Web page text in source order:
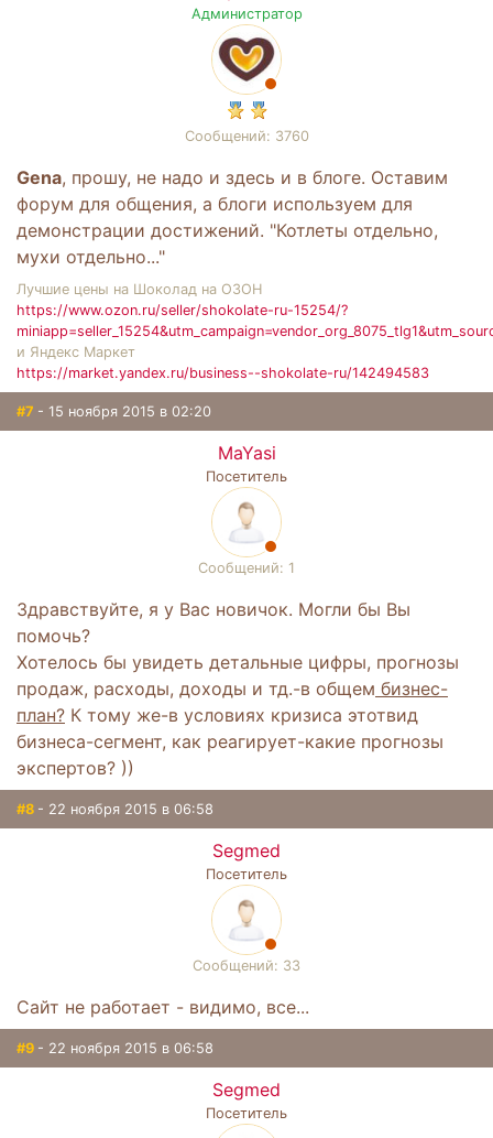
Администратор
Сообщений: 3760
Gena, прошу, не надо и здесь и в блоге. Оставим
форум для общения, а блоги используем для
демонстрации достижений. "Котлеты отдельно,
мухи отдельно..."
Лучшие цены на Шоколад на ОЗОН
https://www.ozon.ru/seller/shokolate-ru-15254/?
и Яндекс Маркет
https://market.yandex.ru/business--shokolate-ru/142494583
#7 - 15 ноября 2015 в 02:20
MaYasi
Посетитель
Сообщений: 1
Здравствуйте, я у Вас новичок. Могли бы Вы
помочь?
Хотелось бы увидеть детальные цифры, прогнозы
продаж, расходы, доходы и тд.-в общем бизнес-
план? К тому же-в условиях кризиса этотвид
бизнеса-сегмент, как реагирует-какие прогнозы
экспертов? ))
#8 - 22 ноября 2015 в 06:58
Segmed
Посетитель
Сообщений: 33
Сайт не работает - видимо, все...
#9 - 22 ноября 2015 в 06:58
Segmed
Посетитель